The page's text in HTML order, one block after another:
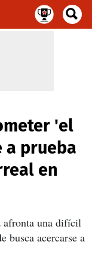
'el
a prueba
en
afronta una difícil
busca acercarse a